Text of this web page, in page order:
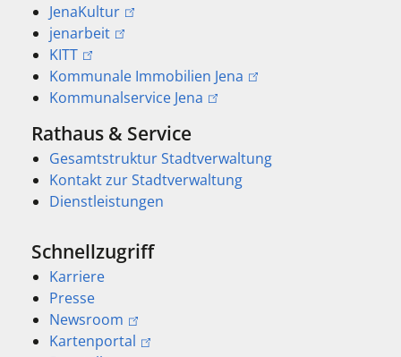
JenaKultur
jenarbeit
KITT
Kommunale Immobilien Jena
Kommunalservice Jena
Rathaus & Service
Gesamtstruktur Stadtverwaltung
Kontakt zur Stadtverwaltung
Dienstleistungen
Schnellzugriff
Karriere
Presse
Newsroom
Kartenportal